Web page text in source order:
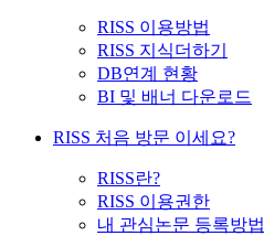
RISS 이용방법
RISS 지식더하기
DB연계 현황
BI 및 배너 다운로드
RISS 처음 방문 이세요?
RISS란?
RISS 이용권한
내 관심논문 등록방법